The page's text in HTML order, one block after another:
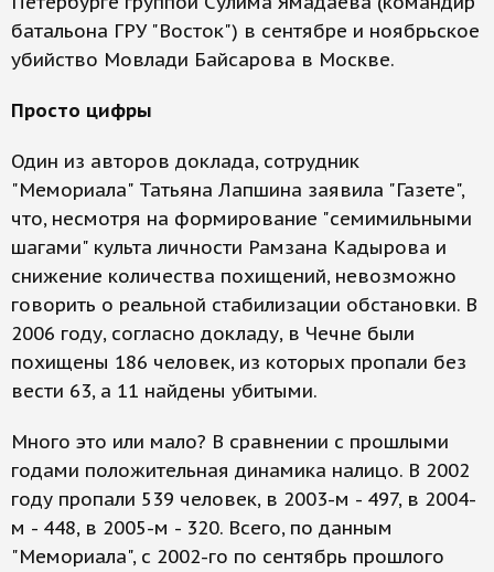
батальона ГРУ "Восток") в сентябре и ноябрьское
убийство Мовлади Байсарова в Москве.
Просто цифры
Один из авторов доклада, сотрудник
"Мемориала" Татьяна Лапшина заявила "Газете",
что, несмотря на формирование "семимильными
шагами" культа личности Рамзана Кадырова и
снижение количества похищений, невозможно
говорить о реальной стабилизации обстановки. В
2006 году, согласно докладу, в Чечне были
похищены 186 человек, из которых пропали без
вести 63, а 11 найдены убитыми.
Много это или мало? В сравнении с прошлыми
годами положительная динамика налицо. В 2002
году пропали 539 человек, в 2003-м - 497, в 2004-
м - 448, в 2005-м - 320. Всего, по данным
"Мемориала", с 2002-го по сентябрь прошлого